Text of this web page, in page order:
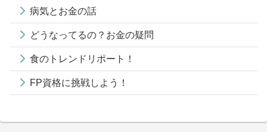
病気とお金の話
どうなってるの？お金の疑問
食のトレンドリポート！
FP資格に挑戦しよう！